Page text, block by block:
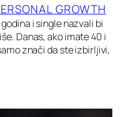
GROWTH
i single nazvali bi
Danas, ako imate 40 i
znači da ste izbirljivi,